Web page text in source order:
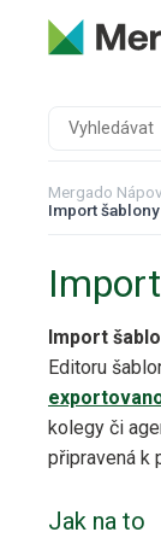
Mergado
Import šablony
Import
Editoru
kolegy či
připravená k
Jak na to